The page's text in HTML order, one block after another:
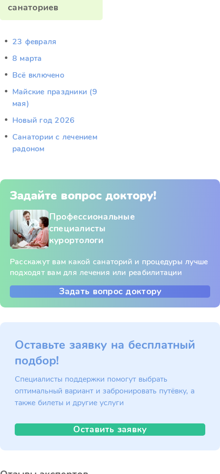
санаториев
23 февраля
8 марта
Всё включено
Майские праздники (9
мая)
Новый год 2026
Санатории с лечением
радоном
Задайте вопрос доктору!
Профессиональные
специалисты
курортологи
Расскажут вам какой санаторий и процедуры лучше
подходят вам для лечения или реабилитации
Задать вопрос доктору
Оставьте заявку на бесплатный
подбор!
Специалисты поддержки помогут выбрать
оптимальный вариант и забронировать путёвку, а
также билеты и другие услуги
Оставить заявку